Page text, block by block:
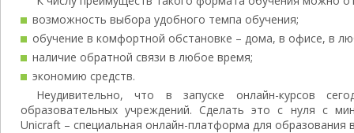
возможность выбора удобного темпа обучения;
обучение в комфортной обстановке – дома, в офисе, в
наличие обратной связи в любое время;
экономию средств.
Неудивительно, что в запуске онлайн-курсов
образовательных учреждений. Сделать это с нуля с
Unicraft – специальная онлайн-платформа для образования